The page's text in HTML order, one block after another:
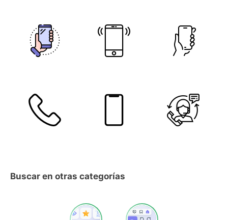
Buscar en otras categorías